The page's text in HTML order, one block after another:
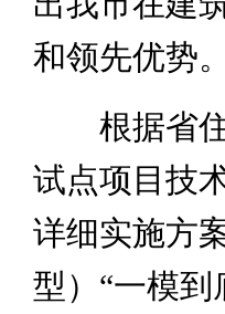
和领先优势。
根据省住
试点项目技
详细实施方
型）“一模